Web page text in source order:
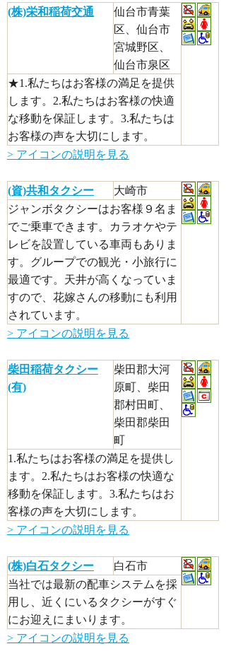
(株)栄和稲荷交通
仙台市青葉
区、仙台市
宮城野区、
仙台市泉区
★1.私たちはお客様の満足を提供
します。2.私たちはお客様の快適
な移動を保証します。3.私たちは
お客様の声を大切にします。
> アイコンの説明を見る
(資)共和タクシー
大崎市
ジャンボタクシーはお客様９名ま
でご乗車できます。カラオケやテ
レビを設置している車両もありま
す。グループでの観光・小旅行に
最適です。天井が高くなっていま
すので、花嫁さんの移動にも利用
されています。
> アイコンの説明を見る
柴田稲荷タクシー
(有)
柴田郡大河
原町、柴田
郡村田町、
柴田郡柴田
町
1.私たちはお客様の満足を提供し
ます。2.私たちはお客様の快適な
移動を保証します。3.私たちはお
客様の声を大切にします。
> アイコンの説明を見る
(株)白石タクシー
白石市
当社では最新の配車システムを採
用し、近くにいるタクシーがすぐ
にお迎えにまいります。
> アイコンの説明を見る